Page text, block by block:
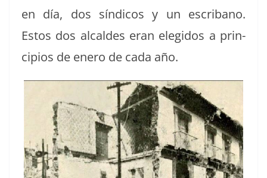
en día, dos síndi­cos y un escrib­ano.
Estos dos alcaldes eran elegi­dos a prin­
ci­p­ios de enero de cada año.